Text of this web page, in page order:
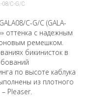
C-G/C
C-G/C (GALA-
оттенка с надежным
ремешком.
бикинисток в
по высоте каблука
из плотного
Pleaser.